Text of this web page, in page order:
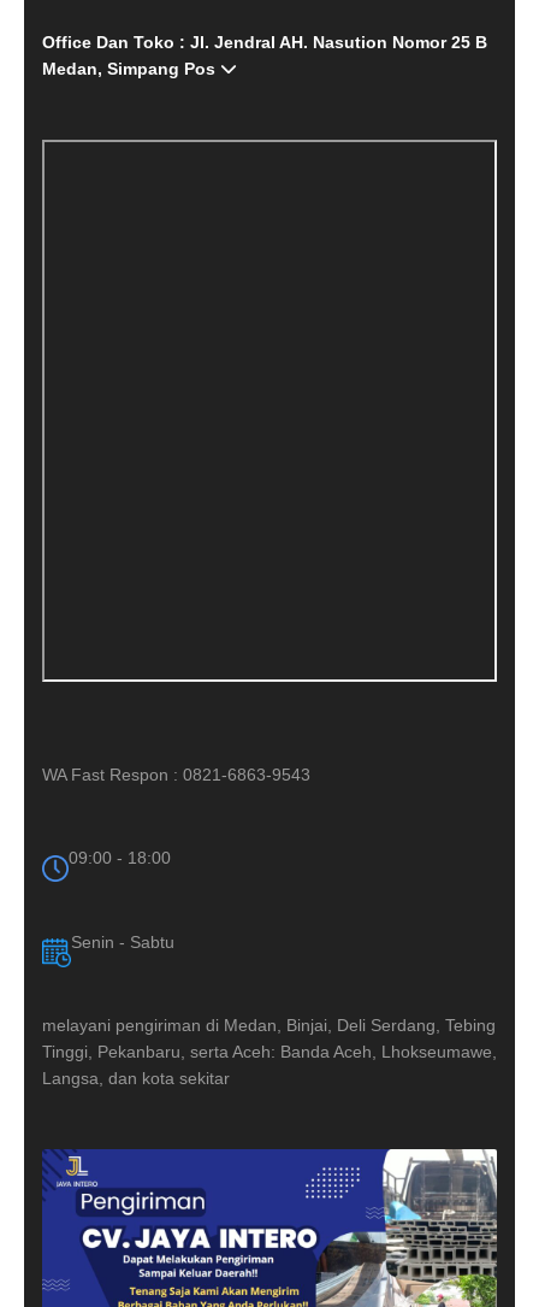
Office Dan Toko : Jl. Jendral AH. Nasution Nomor 25 B
Medan, Simpang Pos
WA Fast Respon : 0821-6863-9543
09:00 - 18:00
Senin - Sabtu
melayani pengiriman di Medan, Binjai, Deli Serdang, Tebing
Tinggi, Pekanbaru, serta Aceh: Banda Aceh, Lhokseumawe,
Langsa, dan kota sekitar